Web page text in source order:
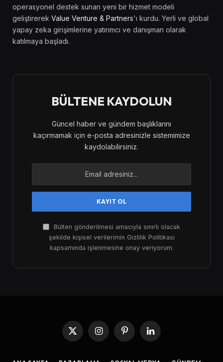
operasyonel destek sunan yeni bir hizmet modeli
geliştirerek Value Venture & Partners'ı kurdu. Yerli ve global
yapay zeka girişimlerine yatırımcı ve danışman olarak
katılmaya başladı.
BÜLTENE KAYDOLUN
Güncel haber ve gündem başlıklarını
kaçırmamak için e-posta adresinizle sistemimize
kaydolabilirsiniz.
Bülten gönderilmesi amacıyla sınırlı olacak
şekilde kişisel verilerimin Gizlilik Politikası
kapsamında işlenmesine onay veriyorum.
X
(Twitter)
InstagramPinterestLinkedIn